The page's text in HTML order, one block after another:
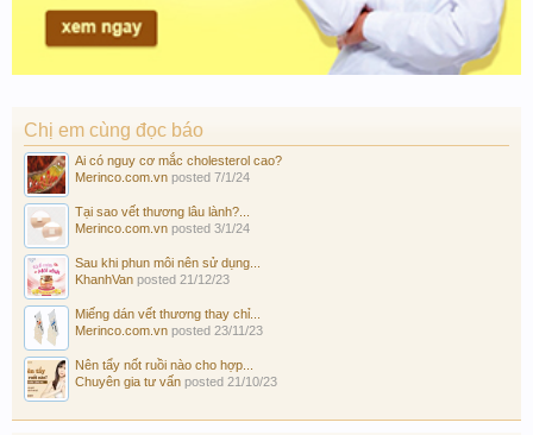
Chị em cùng đọc báo
Ai có nguy cơ mắc cholesterol cao?
Merinco.com.vn posted 7/1/24
Tại sao vết thương lâu lành?...
Merinco.com.vn posted 3/1/24
Sau khi phun môi nên sử dụng...
KhanhVan posted 21/12/23
Miếng dán vết thương thay chỉ...
Merinco.com.vn posted 23/11/23
Nên tẩy nốt ruồi nào cho hợp...
Chuyên gia tư vấn posted 21/10/23